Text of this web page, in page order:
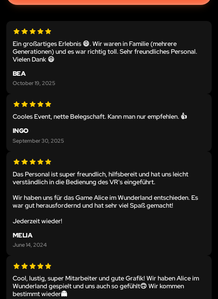
Ein großartiges Erlebnis 😄. Wir waren in Familie (mehrere
Generationen) und es war richtig toll. Sehr freundliches Personal.
Vielen Dank 😃
BEA
October 19, 2025
Cooles Event, nette Belegschaft. Kann man nur empfehlen. 👍
INGO
September 30, 2025
Das Personal ist super freundlich, hilfsbereit und hat uns leicht
verständlich in die Bedienung des VR's eingeführt.
Wir haben uns für das Game Alice im Wunderland entschieden. Es
war gut herausfordernd und hat sehr viel Spaß gemacht!
Jederzeit wieder!
MELIA
June 14, 2024
Cool, lustig, super Mitarbeiter und gute Grafik! Wir haben Alice im
Wunderland gespielt und uns auch so gefühlt🙃 Wir kommen
bestimmt wieder👻